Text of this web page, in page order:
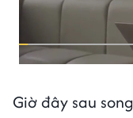
Giờ đây sau